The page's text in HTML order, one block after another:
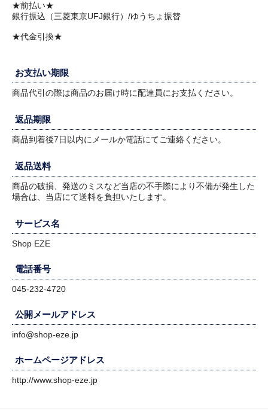
★前払い★
銀行振込（三菱東京UFJ銀行）/ゆうちょ振替
★代金引換★
お支払い期限
商品代引の際は商品のお届け時に配達員にお支払ください。
返品期限
商品到着後7日以内にメールか電話にてご連絡ください。
返品送料
商品の破損、発送のミスなど当店の不手際により不備が発生した
場合は、当店にて送料を負担いたします。
サービス名
Shop EZE
電話番号
045-232-4720
公開メールアドレス
info@shop-eze.jp
ホームページアドレス
http://www.shop-eze.jp